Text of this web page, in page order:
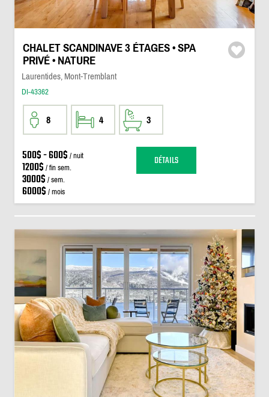
CHALET SCANDINAVE 3 ÉTAGES • SPA
PRIVÉ • NATURE
Laurentides, Mont-Tremblant
DI-43362
8 4 3
500$ - 600$ / nuit
1200$ / fin sem.
3000$ / sem.
6000$ / mois
DÉTAILS